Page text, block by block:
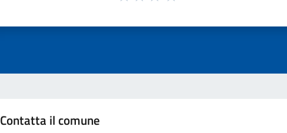
Contatta il comune